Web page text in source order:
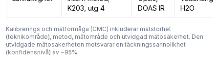
K203, utg 4
DOAS IR
H2O
Kalibrerings och mätförmåga (CMC) inkluderar mätstorhet
(teknikområde), metod, mätområde och utvidgad mätosäkerhet. Den
utvidgade mätosäkerheten motsvarar en täckningssannolikhet
(konfidensnivå) av ~95%.